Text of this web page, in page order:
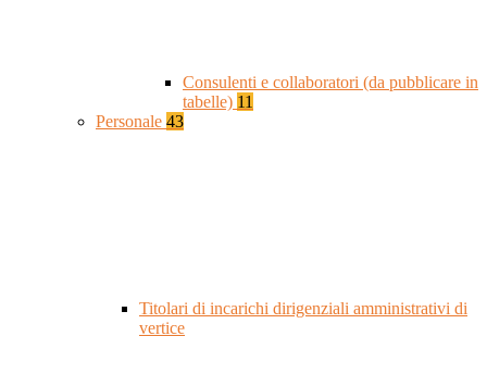
Consulenti e collaboratori (da pubblicare in
tabelle) 11
Personale 43
Titolari di incarichi dirigenziali amministrativi di
vertice